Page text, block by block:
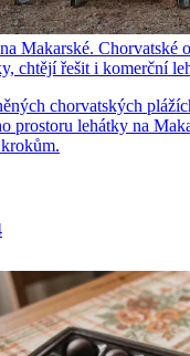
Makarské. Chorvatské
chtějí řešit i komerční
chorvatských
prostoru lehátky na